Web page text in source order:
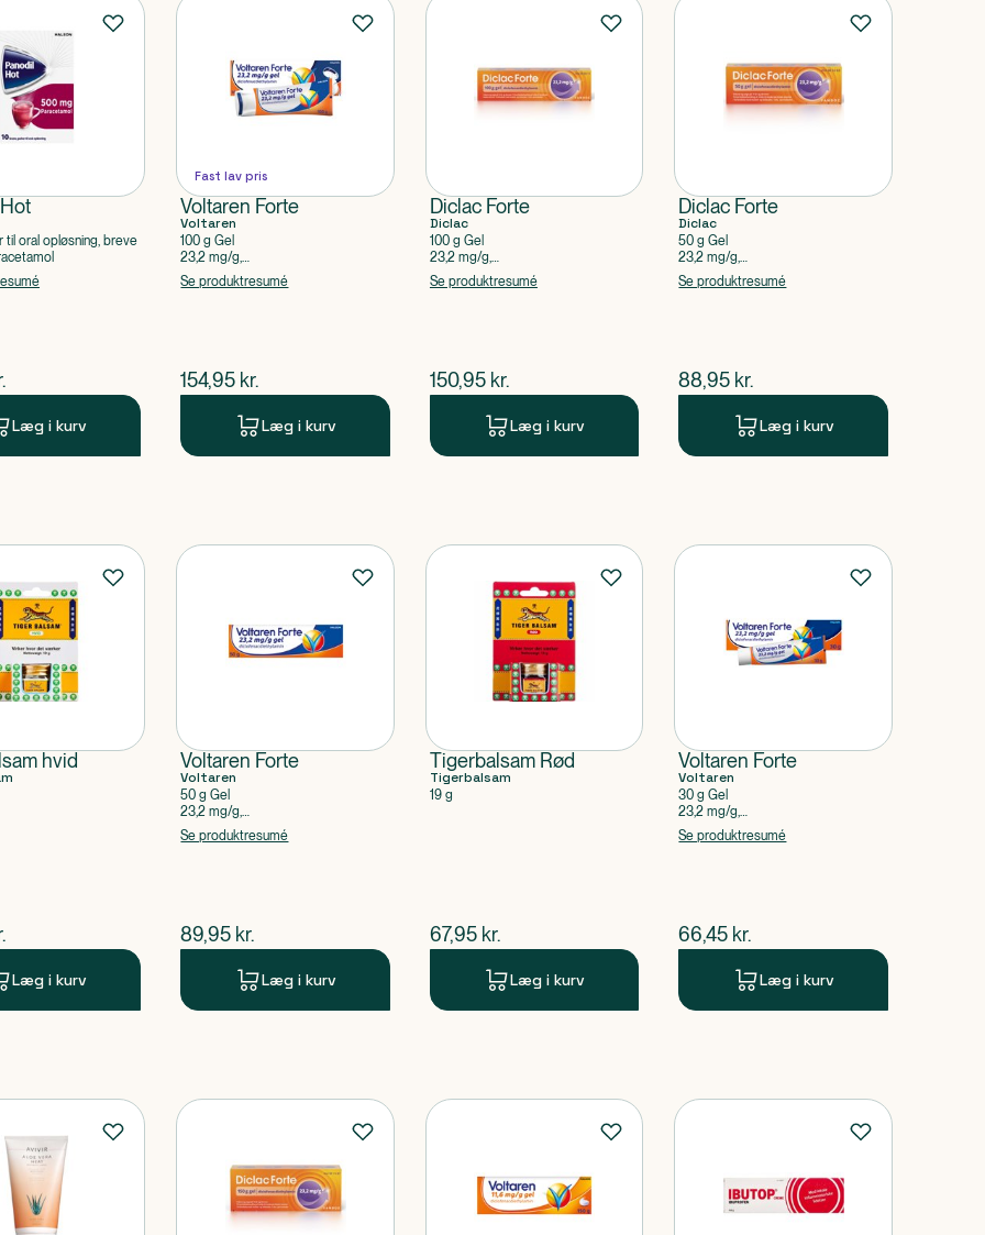
til oral opløsning, breve
pris
Læg i kurv
Fast lav pris
Voltaren Forte
Voltaren
100 g Gel
23,2 mg/g,
Diclofenacdiethylammonium
Se produktresumé
$nuværende pris
154,95 kr.
Læg i kurv
Diclac Forte
Diclac
100 g Gel
23,2 mg/g,
Diclofenacdiethylammonium
Se produktresumé
$nuværende pris
150,95 kr.
Læg i kurv
Diclac Forte
Diclac
50 g Gel
23,2 mg/g,
Diclofenacdiethylammonium
Se produktresumé
$nuværende pris
88,95 kr.
Læg i kurv
hvid
pris
Læg i kurv
Voltaren Forte
Voltaren
50 g Gel
23,2 mg/g,
Diclofenacdiethylammonium
Se produktresumé
$nuværende pris
89,95 kr.
Læg i kurv
Tigerbalsam Rød
Tigerbalsam
19 g
$nuværende pris
67,95 kr.
Læg i kurv
Voltaren Forte
Voltaren
30 g Gel
23,2 mg/g,
Diclofenacdiethylammonium
Se produktresumé
$nuværende pris
66,45 kr.
Læg i kurv